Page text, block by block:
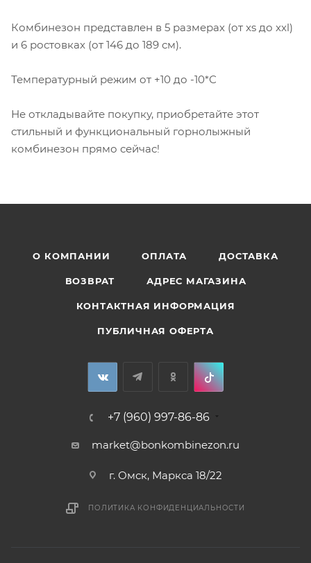
Комбинезон представлен в 5 размерах (от xs до xxl)
и 6 ростовках (от 146 до 189 см).
Температурный режим от +10 до -10*С
Не откладывайте покупку, приобретайте этот
стильный и функциональный горнолыжный
комбинезон прямо сейчас!
О КОМПАНИИ ОПЛАТА ДОСТАВКА
ВОЗВРАТ АДРЕС МАГАЗИНА
КОНТАКТНАЯ ИНФОРМАЦИЯ
ПУБЛИЧНАЯ ОФЕРТА
+7 (960) 997-86-86
market@bonkombinezon.ru
г. Омск, Маркса 18/22
ПОЛИТИКА КОНФИДЕНЦИАЛЬНОСТИ